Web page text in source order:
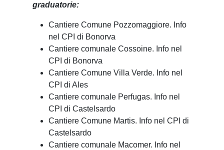
graduatorie:
Cantiere Comune Pozzomaggiore. Info
nel CPI di Bonorva
Cantiere comunale Cossoine. Info nel
CPI di Bonorva
Cantiere Comune Villa Verde. Info nel
CPI di Ales
Cantiere comunale Perfugas. Info nel
CPI di Castelsardo
Cantiere Comune Martis. Info nel CPI di
Castelsardo
Cantiere comunale Macomer. Info nel